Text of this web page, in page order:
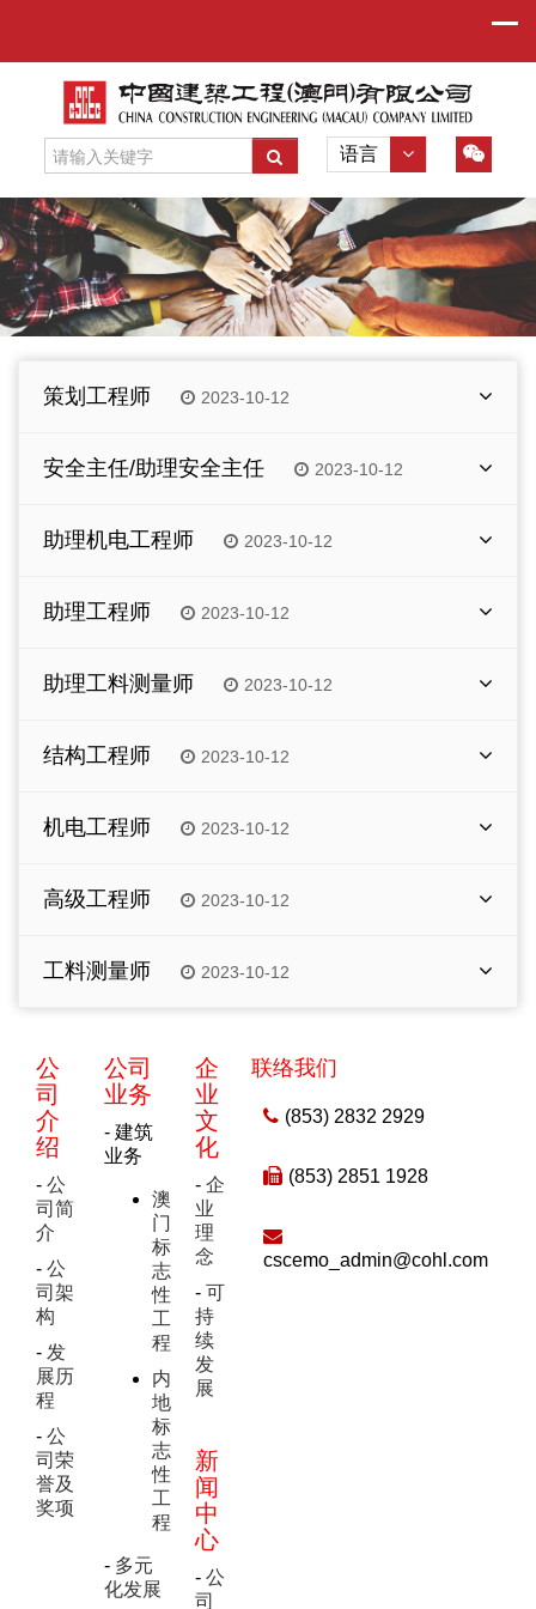
语言
策划工程师 2023-10-12
大学专科以及上建筑工程相关专业毕业
具有5年及以上建筑工程施工管理经验
每年16天大假
应征者必须持有有效澳门居民身份证，请将履历并注
8398 0131。
安全主任/助理安全主任 2023-10-12
编制并执行地盘<安全计划>定期检讨运行情况
澳门安全督导员牌
经验较少者将安排助理安全主任职位
福利
每年16天大假
险，公积金
应征者必须持有有效澳门居民身份证，请将履历并注
明应征职位、要求待遇、联络电话，连同本人身份证
副本、近照，电邮至hr.macau@cohl.com
8398 0131。
助理机电工程师 2023-10-12
建筑机电工程相关专业大学或以上学历
计算机操作
福利
每年16天大假
险，公积金
应徵者必须持有有效澳门居民身份证，请将履历并注
明应徵职位、要求待遇、联络电话，连同本人身份证
副本、近照，电邮至hr.macau@cohl.com
8398 0131。
助理工程师 2023-10-12
每年16天大假
以上职位仅招聘澳门本地居民
应徵者必须持有有效澳门居民身份证，请将履历并注
明应徵职位、要求待遇、联络电话，连同本人身份证
副本、近照，电邮至hr.macau@cohl.com；查询电话
8398 0131。
助理工料测量师 2023-10-12
工料测量或相关专业大学或以上学历
提供午餐津贴，交通津贴，团体医疗及牙医保
险，公积金
以上职位仅招聘澳门本地居民
应徵者必须持有有效澳门居民身份证，请将履历并注
明应徵职位、要求待遇、联络电话，连同本人身份证
副本、近照，电邮至
hr.macau@cohl.com
；查询电话
8398 0131。
结构工程师 2023-10-12
施工进度紧密结合起来
水准良好
福利
保证花红及年终花红
每年16天大假
提供午餐津贴，交通津贴，团体医疗及牙医保
险，公积金
以上职位仅招聘澳门本地居民
应徵者必须持有有效澳门居民身份证，请将履历并注
明应徵职位、要求待遇、联络电话，连同本人身份证
副本、近照，电邮至
8398 0131。
机电工程师 2023-10-12
处理地盘大量临时电计划、检测
经验较少者将安排助理工程师职位
福利
保证花红及年终花红
每年16天大假
提供午餐津贴，交通津贴，团体医疗及牙医保
险，公积金
以上职位仅招聘澳门本地居民
应徵者必须持有有效澳门居民身份证，请将履历并注
明应徵职位、要求待遇、联络电话，连同本人身份证
副本、近照，电邮至hr.macau@cohl.com
8398 0131。
高级工程师 2023-10-12
5年或以上相关工作经验
福利
保证花红及年终花红
每年16天大假
提供午餐津贴，交通津贴，团体医疗及牙医保
险，公积金
以上职位仅招聘澳门本地居民
应徵者必须持有有效澳门居民身份证，请将履历并注
明应徵职位、要求待遇、联络电话，连同本人身份证
副本、近照，电邮至
8398 0131。
工料测量师 2023-10-12
负责承包商、分判商及业主每日行政上工作 (包
括成本控制及预算、物料採购及报价、根据工程
合同条文向业主或分判商作出工程索偿等工作)
高级文凭或以上程度并修毕工料测量或相等学历
5年或以上相关工作经验，曾在承包商工作者优
先考虑
福利
保证花红及年终花红
每年16天大假
提供午餐津贴，交通津贴，团体医疗及牙医保
险，公积金
以上职位仅招聘澳门本地居民
应徵者必须持有有效澳门居民身份证，请将履历并注
明应徵职位、要求待遇、联络电话，连同本人身份证
副本、近照，电邮至hr.macau@cohl.com
公
司
介
绍
- 公
司简
介
- 公
司架
构
- 发
展历
程
- 公
司荣
誉及
奖项
公司
业务
- 建筑
业务
澳
门
标
志
性
工
程
内
地
标
志
性
工
程
- 多元
化发展
企
业
文
化
- 企
业
理
念
- 可
持
续
发
展
新
闻
中
心
- 公
司
联络我们
(853) 2832 2929
(853) 2851 1928
cscemo_admin@cohl.com